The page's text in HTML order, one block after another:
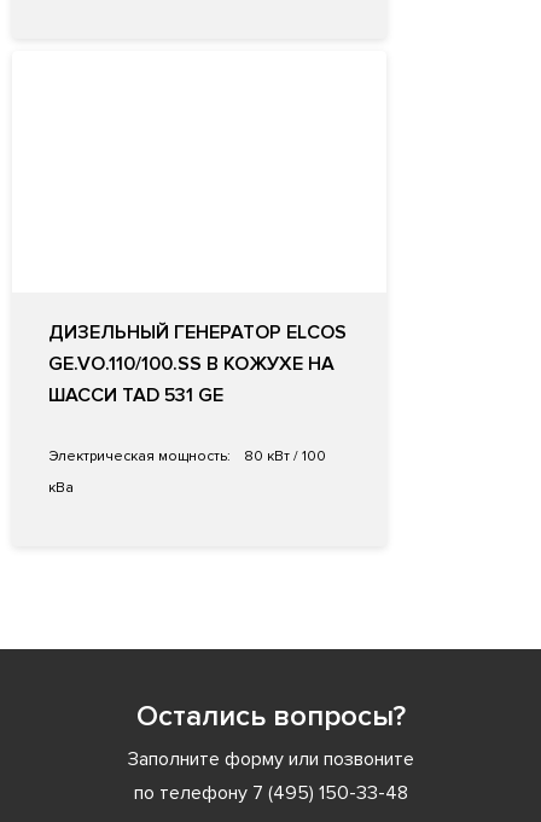
ДИЗЕЛЬНЫЙ ГЕНЕРАТОР ELCOS
GE.VO.110/100.SS В КОЖУХЕ НА
ШАССИ TAD 531 GE
Электрическая мощность:
80 кВт / 100
кВа
Остались вопросы?
Заполните форму или позвоните
по телефону 7 (495) 150-33-48